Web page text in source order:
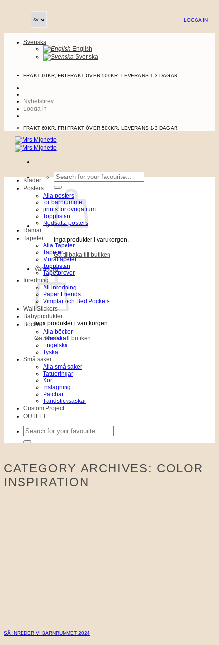
LOGGA IN
Svenska
English
Svenska
FRAKT 60KR, FRI FRAKT ÖVER 500KR. LEVERANS 1-3 DAGAR.
Nyhetsbrev
Logga in
FRAKT 60KR, FRI FRAKT ÖVER 500KR. LEVERANS 1-3 DAGAR.
Sök
efter:
Inga produkter i varukorgen.
Gå tillbaka till butiken
Varukorg
Inga produkter i varukorgen.
Gå tillbaka till butiken
Kläder
Posters
Alla posters
för barnrummet
prints för övriga rum
Topplistan
Nedsatta posters
Ramar
Tapeter
Alla Tapeter
Tapeter
Muraltapeter
Topplistan
Tapetprover
Inredning
All inredning
Paper Friends
Vimplar och Bed Pockets
Wall Stickers
Babyprodukter
Böcker
Alla böcker
Svenska
Engelska
Tyska
Små saker
Alla små saker
Tatueringar
Kort
Inslagning
Patchar
Tändsticksaskar
Custom Project
OUTLET
Sök
efter:
CATEGORY ARCHIVES: COLOR
INSPIRATION
SÅ INREDER VI BARNRUMMET 2024